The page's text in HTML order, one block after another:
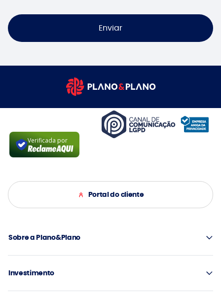
Enviar
Verificada por
Portal do cliente
Sobre a Plano&Plano
Investimento